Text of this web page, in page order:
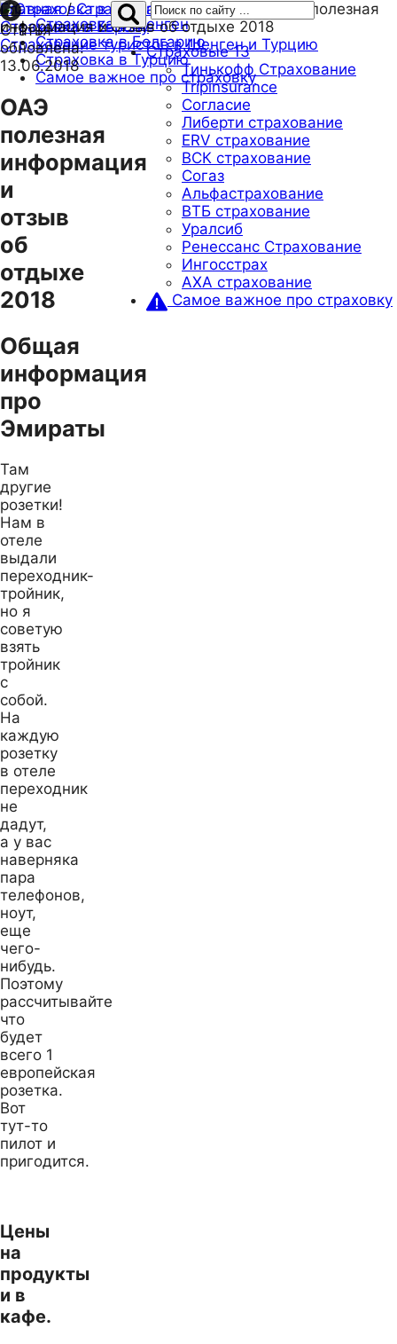
Страховка в Европу
Страхование туристов в Шенген и Турцию
Страховка в Шенген
Страховка в Болгарию
Страховка в Турцию
Самое важное про страховку
Главная / Страховка в ОАЭ, Дубай.
ОАЭ полезная
информация и отзыв об отдыхе 2018
Статья
обновлена:
13.06.2018
ОАЭ
полезная
информация
и
отзыв
об
отдыхе
2018
Общая
информация
про
Эмираты
Там
другие
розетки!
Нам в
отеле
выдали
переходник-
тройник,
но я
советую
взять
тройник
с
собой.
На
каждую
розетку
в отеле
переходник
не
дадут,
а у вас
наверняка
пара
телефонов,
ноут,
еще
чего-
нибудь.
Поэтому
рассчитывайте
что
будет
всего 1
европейская
розетка.
Вот
тут-то
пилот и
пригодится.
Цены
на
продукты
и в
кафе.
Страховые13
Тинькофф Страхование
Tripinsurance
Согласие
Либерти страхование
ERV страхование
ВСК страхование
Согаз
Альфастрахование
ВТБ страхование
Уралсиб
Ренессанс Страхование
Ингосстрах
AXA страхование
Самое важное про страховку